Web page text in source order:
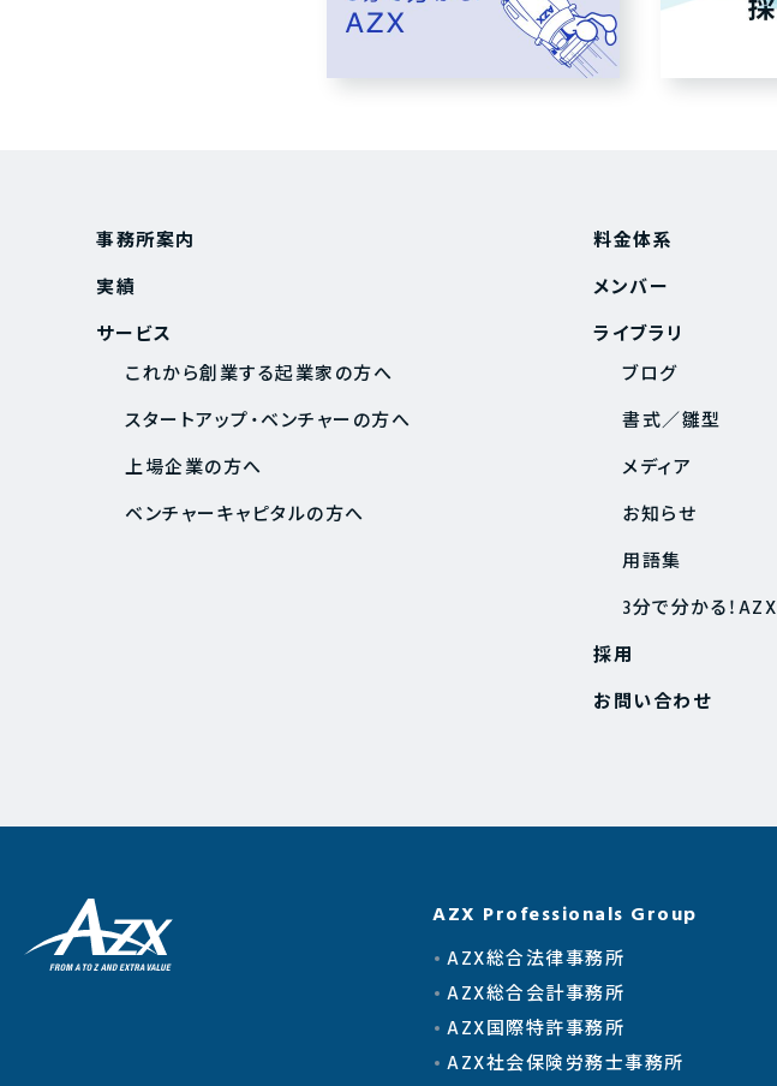
事務所案内
実績
サービス
これから創業する起業家の方へ
スタートアップ・ベンチャーの方へ
上場企業の方へ
ベンチャーキャピタルの方へ
料金体系
メンバー
ライブラリ
ブログ
書式／雛型
メディア
お知らせ
用語集
3分で分かる！AZX
採用
お問い合わせ
AZX Professionals Group
AZX総合法律事務所
AZX総合会計事務所
AZX国際特許事務所
AZX社会保険労務士事務所